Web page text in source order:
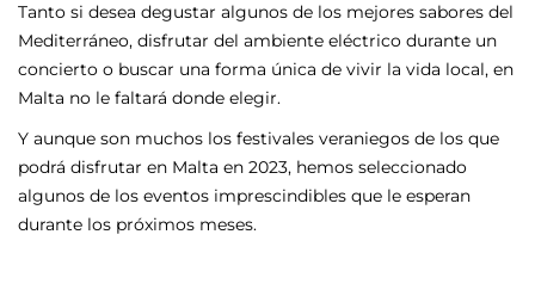
Tanto si desea degustar algunos de los mejores sabores del
Mediterráneo, disfrutar del ambiente eléctrico durante un
concierto o buscar una forma única de vivir la vida local, en
Malta no le faltará donde elegir.
Y aunque son muchos los festivales veraniegos de los que
podrá disfrutar en Malta en 2023, hemos seleccionado
algunos de los eventos imprescindibles que le esperan
durante los próximos meses.